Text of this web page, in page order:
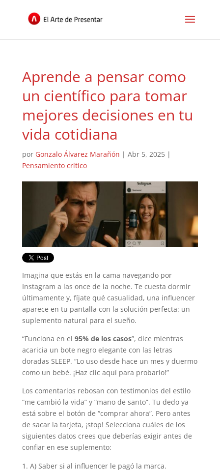
Aprende a pensar como
un científico para tomar
mejores decisiones en tu
vida cotidiana
por Gonzalo Álvarez Marañón | Abr 5, 2025|
Pensamiento crítico
Imagina que estás en la cama navegando por
Instagram a las once de la noche. Te cuesta dormir
últimamente y, fíjate qué casualidad, una influencer
aparece en tu pantalla con la solución perfecta: un
suplemento natural para el sueño.
“Funciona en el 95% de los casos”, dice mientras
acaricia un bote negro elegante con las letras
doradas SLEEP. “Lo uso desde hace un mes y duermo
como un bebé. ¡Haz clic aquí para probarlo!”
Los comentarios rebosan con testimonios del estilo
“me cambió la vida” y “mano de santo”. Tu dedo ya
está sobre el botón de “comprar ahora”. Pero antes
de sacar la tarjeta, ¡stop! Selecciona cuáles de los
siguientes datos crees que deberías exigir antes de
confiar en ese suplemento:
A) Saber si al influencer le pagó la marca.